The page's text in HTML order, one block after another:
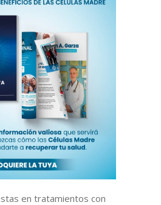
en tratamientos con